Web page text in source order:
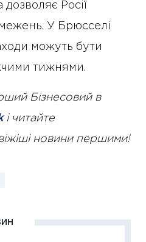
Росії
У Брюсселі
можуть бути
тижнями.
Бізнесовий в
і читайте
новини першими!